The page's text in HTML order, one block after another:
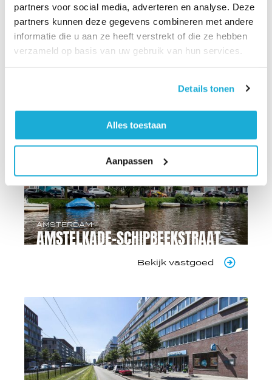
partners voor social media, adverteren en analyse. Deze
partners kunnen deze gegevens combineren met andere
informatie die u aan ze heeft verstrekt of die ze hebben
verzameld op basis van uw gebruik van hun services.
Details tonen
Alles toestaan
Aanpassen
HOUTMANKADE 18
AMSTERDAM
AMSTELKADE-SCHIPBEEKSTRAAT
Bekijk vastgoed